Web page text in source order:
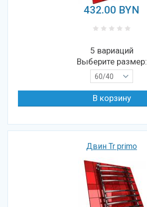
432.00 BYN
5 вариаций
Выберите размер:
60/40
Двин Tr primo